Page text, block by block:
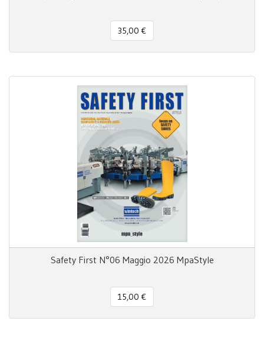
35,00 €
Safety First N°06 Maggio 2026 MpaStyle
15,00 €